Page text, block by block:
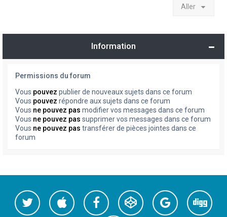
Aller
Information
Permissions du forum
Vous pouvez publier de nouveaux sujets dans ce forum
Vous pouvez répondre aux sujets dans ce forum
Vous ne pouvez pas modifier vos messages dans ce forum
Vous ne pouvez pas supprimer vos messages dans ce forum
Vous ne pouvez pas transférer de pièces jointes dans ce
forum